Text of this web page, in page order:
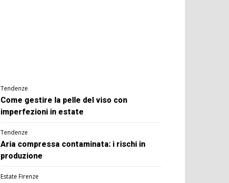
Tendenze
Come gestire la pelle del viso con
imperfezioni in estate
Tendenze
Aria compressa contaminata: i rischi in
produzione
Estate Firenze